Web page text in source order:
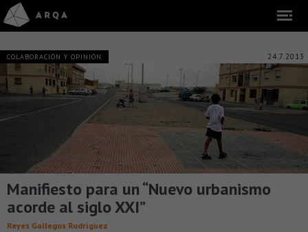
COLABORACIÓN Y OPINIÓN 24.7.2013
Manifiesto para un “Nuevo urbanismo
acorde al siglo XXI”
Reyes Gallegos Rodríguez